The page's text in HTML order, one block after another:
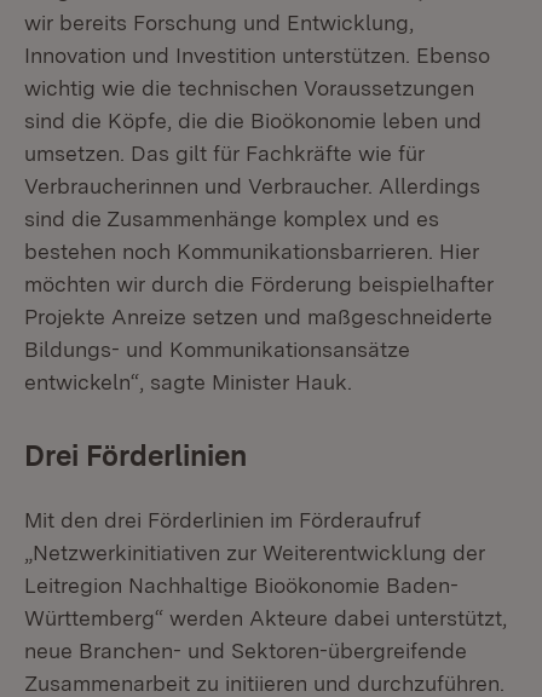
wir bereits Forschung und Entwicklung,
Innovation und Investition unterstützen. Ebenso
wichtig wie die technischen Voraussetzungen
sind die Köpfe, die die Bioökonomie leben und
umsetzen. Das gilt für Fachkräfte wie für
Verbraucherinnen und Verbraucher. Allerdings
sind die Zusammenhänge komplex und es
bestehen noch Kommunikationsbarrieren. Hier
möchten wir durch die Förderung beispielhafter
Projekte Anreize setzen und maßgeschneiderte
Bildungs- und Kommunikationsansätze
entwickeln“, sagte Minister Hauk.
Drei Förderlinien
Mit den drei Förderlinien im Förderaufruf
„Netzwerkinitiativen zur Weiterentwicklung der
Leitregion Nachhaltige Bioökonomie Baden-
Württemberg“ werden Akteure dabei unterstützt,
neue Branchen- und Sektoren-übergreifende
Zusammenarbeit zu initiieren und durchzuführen.